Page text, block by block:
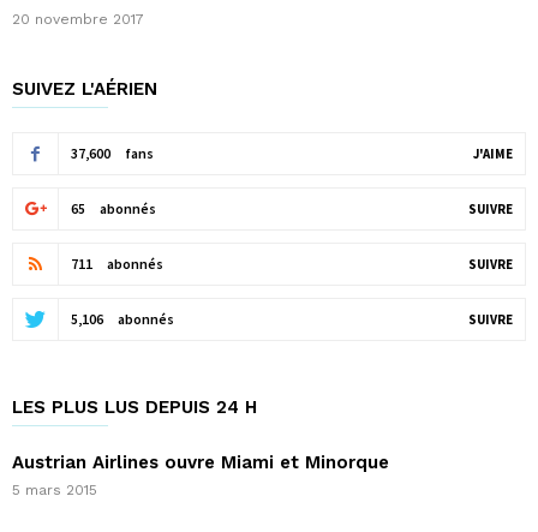
20 novembre 2017
SUIVEZ L'AÉRIEN
37,600 fans J'AIME
65 abonnés SUIVRE
711 abonnés SUIVRE
5,106 abonnés SUIVRE
LES PLUS LUS DEPUIS 24 H
Austrian Airlines ouvre Miami et Minorque
5 mars 2015